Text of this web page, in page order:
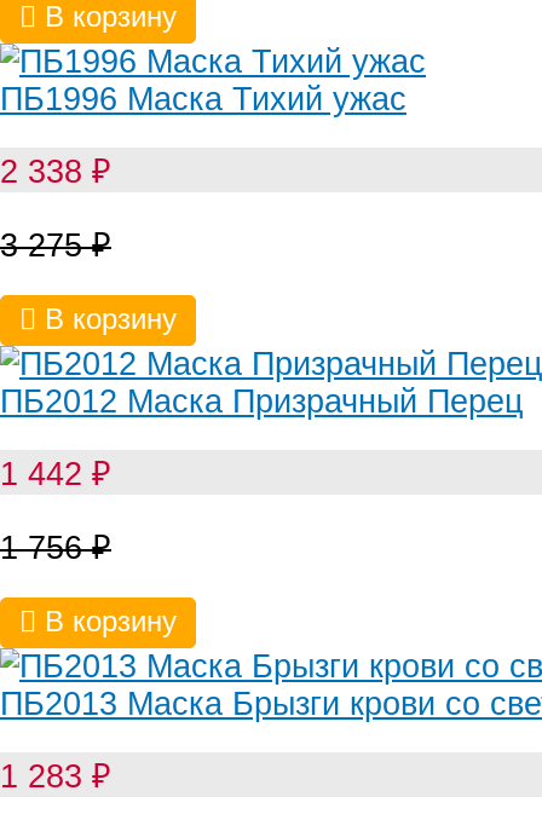
В корзину
ПБ1996 Маска Тихий ужас
2 338 ₽
3 275₽
В корзину
ПБ2012 Маска Призрачный Перец
1 442 ₽
1 756₽
В корзину
ПБ2013 Маска Брызги крови со
1 283 ₽